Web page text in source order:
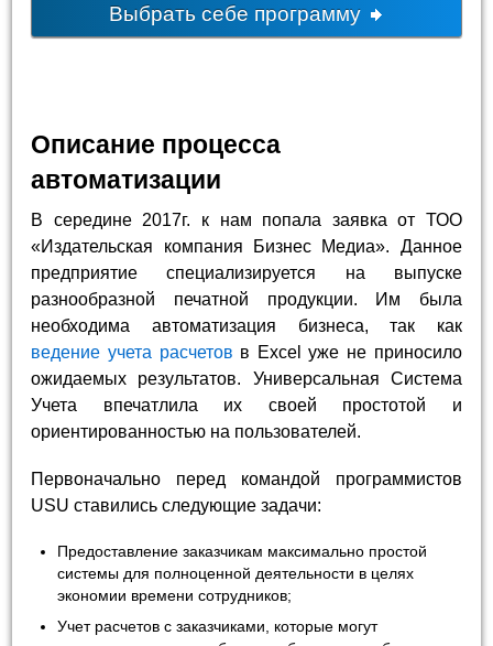
Выбрать себе программу
Описание процесса
автоматизации
В середине 2017г. к нам попала заявка от ТОО
«Издательская компания Бизнес Медиа». Данное
предприятие специализируется на выпуске
разнообразной печатной продукции. Им была
необходима автоматизация бизнеса, так как
ведение учета расчетов в Excel уже не приносило
ожидаемых результатов. Универсальная Система
Учета впечатлила их своей простотой и
ориентированностью на пользователей.
Первоначально перед командой программистов
USU ставились следующие задачи:
Предоставление заказчикам максимально простой
системы для полноценной деятельности в целях
экономии времени сотрудников;
Учет расчетов с заказчиками, которые могут